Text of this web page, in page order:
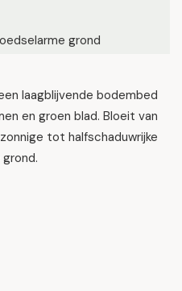
grond
laagblijvende bodembed
en groen blad. Bloeit van
tot halfschaduwrijke